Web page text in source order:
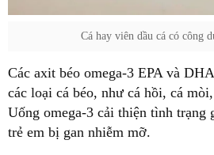
Cá hay viên dầu cá có công
Các axit béo omega-3 EPA và
các loại cá béo, như cá hồi, cá
Uống omega-3 cải thiện tình trạng
trẻ em bị gan nhiễm mỡ.